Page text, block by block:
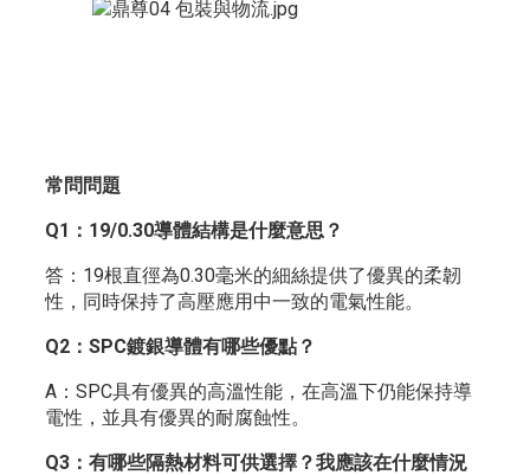
常問問題
Q1：19/0.30導體結構是什麼意思？
答：19根直徑為0.30毫米的細絲提供了優異的柔韌
性，同時保持了高壓應用中一致的電氣性能。
Q2：SPC鍍銀導體有哪些優點？
A：SPC具有優異的高溫性能，在高溫下仍能保持導
電性，並具有優異的耐腐蝕性。
Q3：有哪些隔熱材料可供選擇？我應該在什麼情況